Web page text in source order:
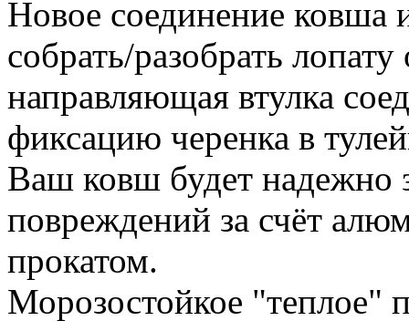
Новое соединение ковша
собрать/разобрать
направляющая втулка
фиксацию черенка в
Ваш ковш будет надежно
повреждений за счёт
прокатом.
Морозостойкое "теплое"